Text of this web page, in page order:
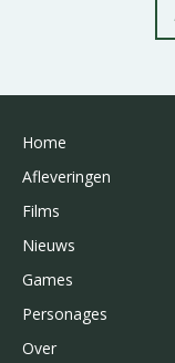
Home
Afleveringen
Films
Nieuws
Games
Personages
Over